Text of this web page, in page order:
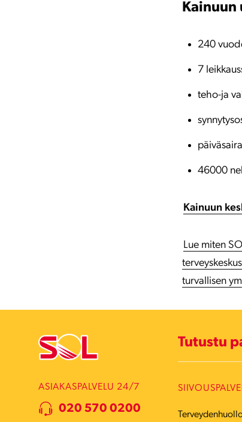
Kainuun
240
7
teho-ja
46000
Kainuun
Lue miten
turvallisen
ASIAKASPALVELU 24/7
020 570 0200
Tutustu